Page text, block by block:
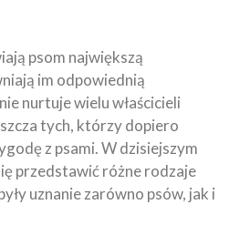
psom największą
im odpowiednią
nurtuje wielu właścicieli
tych, którzy dopiero
z psami. W dzisiejszym
przedstawić różne rodzaje
uznanie zarówno psów, jak i